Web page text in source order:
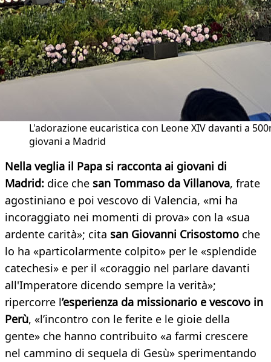
L'adorazione eucaristica con Leone XIV davanti a
giovani a Madrid
Nella veglia il Papa si racconta ai giovani di
Madrid: dice che san Tommaso da Villanova, frate
agostiniano e poi vescovo di Valencia, «mi ha
incoraggiato nei momenti di prova» con la «sua
ardente carità»; cita san Giovanni Crisostomo che
lo ha «particolarmente colpito» per le «splendide
catechesi» e per il «coraggio nel parlare davanti
all'Imperatore dicendo sempre la verità»;
ripercorre l’esperienza da missionario e vescovo in
Perù, «l’incontro con le ferite e le gioie della
gente» che hanno contribuito «a farmi crescere
nel cammino di sequela di Gesù» sperimentando